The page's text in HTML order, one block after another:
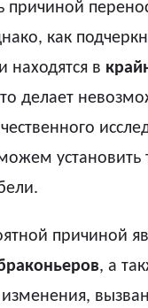
причиной
как
находятся в
делает
установить
причиной
, а
изменения,